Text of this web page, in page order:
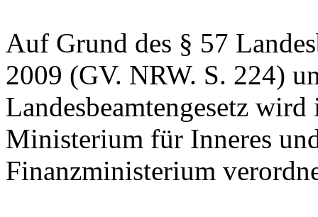
Auf Grund des § 57
2009 (GV. NRW. S. 224)
Landesbeamtengesetz
Ministerium für Inneres
Finanzministerium